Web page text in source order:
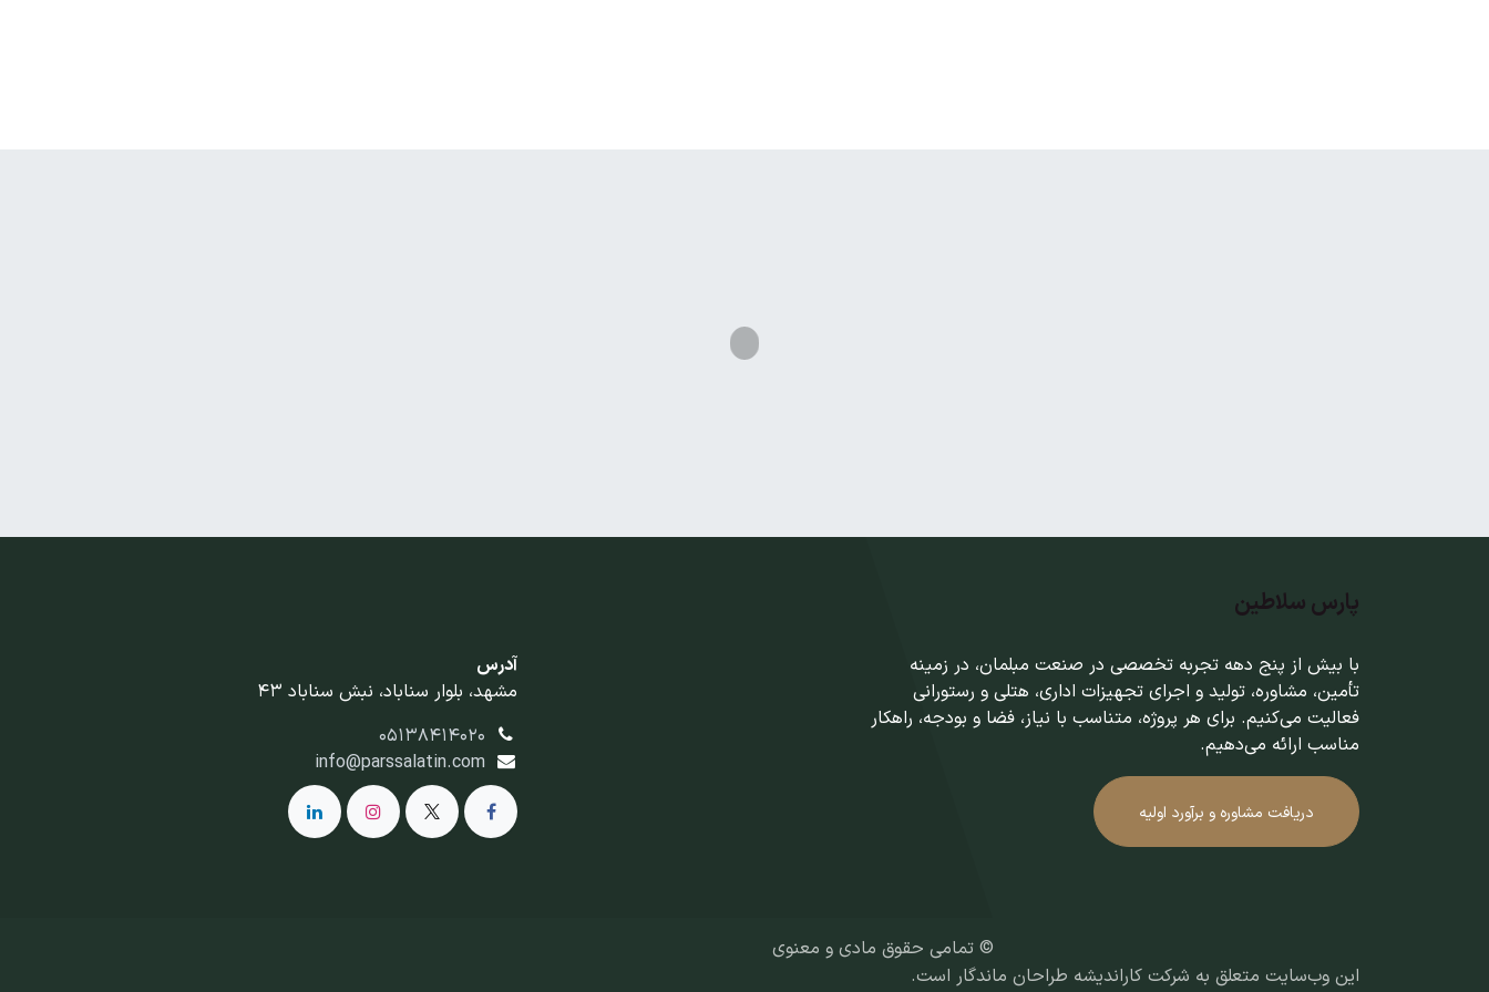
پارس سلاطین
با بیش از پنج دهه تجربه تخصصی در صنعت مبلمان، در زمینه
تأمین، مشاوره، تولید و اجرای تجهیزات اداری، هتلی و رستورانی
فعالیت می‌کنیم. برای هر پروژه، متناسب با نیاز، فضا و بودجه، راهکار
مناسب ارائه می‌دهیم.
دریافت مشاوره و برآورد اولیه
آدرس
مشهد، بلوار سناباد، نبش سناباد 43
05138414020
info@parssalatin.com
© تمامی حقوق مادی و معنوی
این وب‌سایت متعلق به شرکت کاراندیشه طراحان ماندگار است.